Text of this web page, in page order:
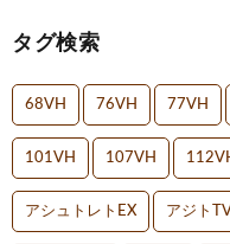
タグ検索
68VH 76VH 77VH
101VH 107VH
アシュトレトEX アジト